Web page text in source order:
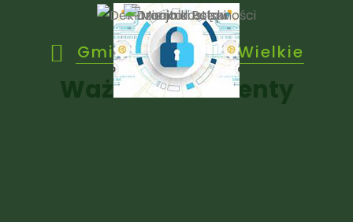
Gmina Janowice Wielkie
Ważne dokumenty